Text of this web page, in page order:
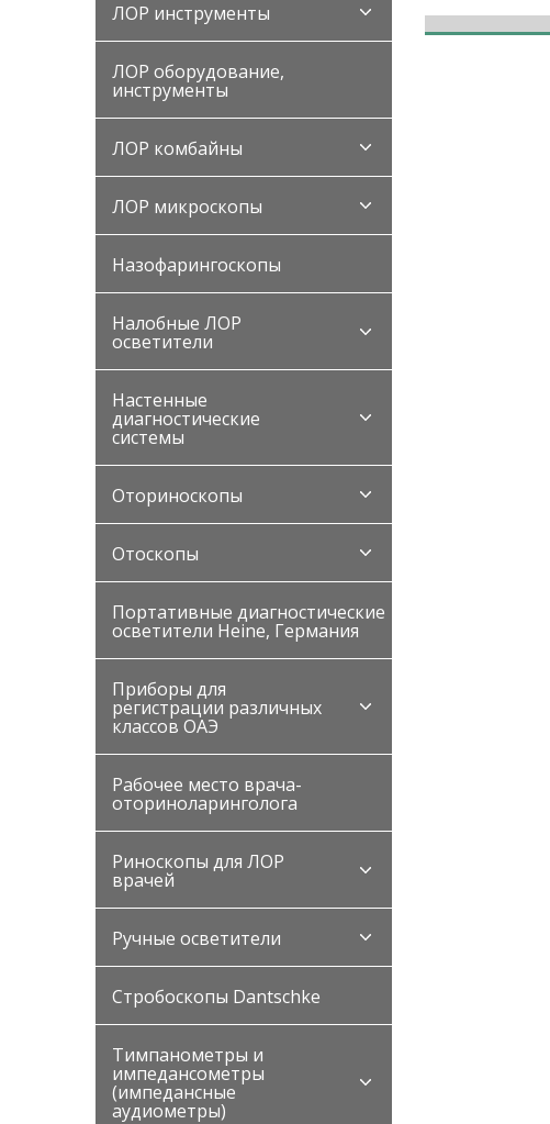
ЛОР инструменты
ЛОР оборудование,
инструменты
ЛОР комбайны
ЛОР микроскопы
Назофарингоскопы
Налобные ЛОР
осветители
Настенные
диагностические
системы
Оториноскопы
Отоскопы
Портативные диагностические
осветители Heine, Германия
Приборы для
регистрации различных
классов ОАЭ
Рабочее место врача-
оториноларинголога
Риноскопы для ЛОР
врачей
Ручные осветители
Стробоскопы Dantschke
Тимпанометры и
импедансометры
(импедансные
аудиометры)